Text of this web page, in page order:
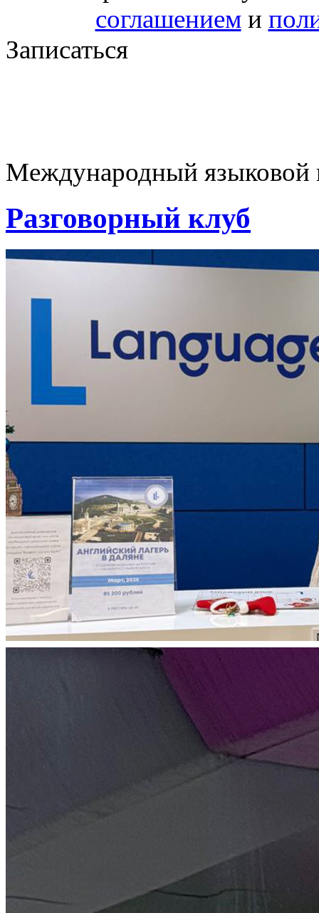
соглашениеми
Записаться
Международный языковой
Разговорный клуб